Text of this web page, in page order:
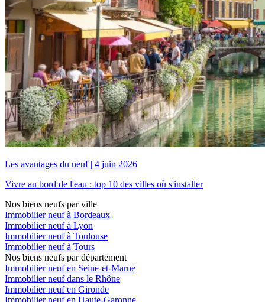
Les avantages du neuf| 4 juin 2026
Vivre au bord de l'eau : top 10 des villes où s'installer
Nos biens neufs par ville
Immobilier neuf à Bordeaux
Immobilier neuf à Lyon
Immobilier neuf à Toulouse
Immobilier neuf à Tours
Nos biens neufs par département
Immobilier neuf en Seine-et-Marne
Immobilier neuf dans le Rhône
Immobilier neuf en Gironde
Immobilier neuf en Haute-Garonne